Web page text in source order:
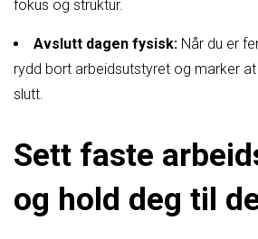
fokus og struktur.
Avslutt dagen fysisk: Når du er
rydd bort arbeidsutstyret og marker
slutt.
Sett faste
og hold deg til